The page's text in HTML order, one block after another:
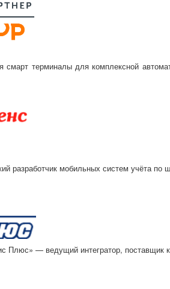
смарт терминалы для комплексной
разработчик мобильных систем учёта по
Плюс» — ведущий интегратор, поставщик